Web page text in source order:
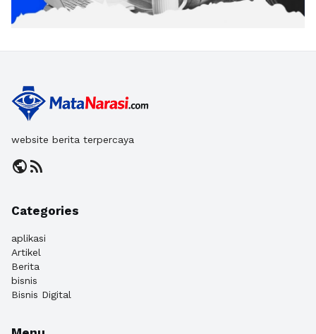
website berita terpercaya
publicrss_feed
Categories
aplikasi
Artikel
Berita
bisnis
Bisnis Digital